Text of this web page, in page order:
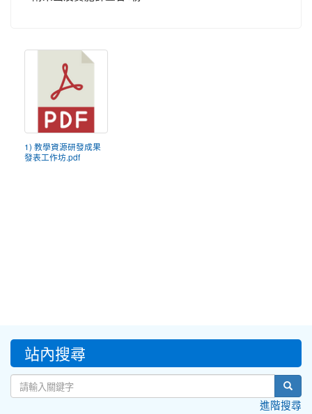
1) 教學資源研發成果
發表工作坊.pdf
::: 站內搜尋
進階搜尋